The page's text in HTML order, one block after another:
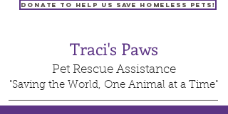
Pet Rescue Assistance
Traci's Paws
"Saving the World, One Animal at a Time"
Donate to help us save homeless pets!